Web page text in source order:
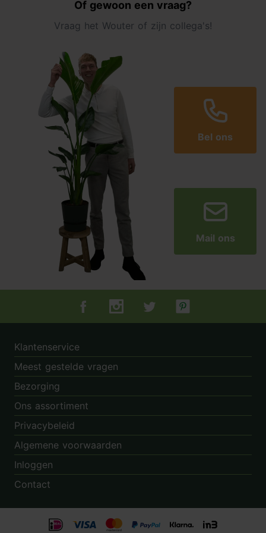
Of gewoon een vraag?
Vraag het Wouter of zijn collega's!
Bel ons
Mail ons
Tuincentrum.nl op Facebook
Tuincentrum.nl op Instagram
Tuincentrum.nl op Twitter
Tuincentrum.nl op
Klantenservice
Meest gestelde vragen
Bezorging
Ons assortiment
Privacybeleid
Algemene voorwaarden
Inloggen
Contact